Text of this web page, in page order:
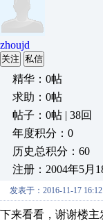
zhoujd
关注 私信
精华：0帖
求助：0帖
帖子：0帖 | 38回
年度积分：0
历史总积分：60
注册：2004年5月
发表于：2016-11-17
下来看看，谢谢楼主